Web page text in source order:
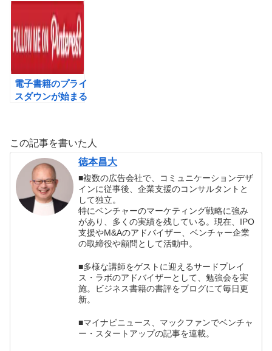
さんのLinkedInセ
ミナー動画
電子書籍のプライ
スダウンが始まる
この記事を書いた人
徳本昌大
■複数の広告会社で、コミュニケーションデザ
インに従事後、企業支援のコンサルタントと
して独立。
特にベンチャーのマーケティング戦略に強み
があり、多くの実績を残している。現在、IPO
支援やM&Aのアドバイザー、ベンチャー企業
の取締役や顧問として活動中。
■多様な講師をゲストに迎えるサードプレイ
ス・ラボのアドバイザーとして、勉強会を実
施。ビジネス書籍の書評をブログにて毎日更
新。
■マイナビニュース、マックファンでベンチャ
ー・スタートアップの記事を連載。